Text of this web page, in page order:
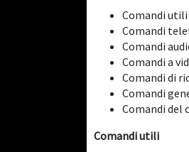
Comandi utili
Comandi
Comandi
Comandi a
Comandi di
Comandi
Comandi
Comandi utili